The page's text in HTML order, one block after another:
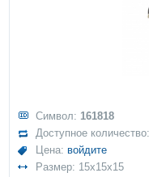
Символ: 161818
Доступное
Цена: войдите
Размер: 15x15x15